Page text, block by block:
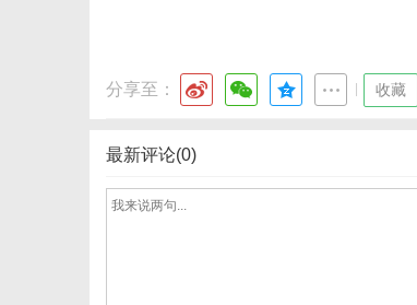
分享至： 收藏
最新评论(0)